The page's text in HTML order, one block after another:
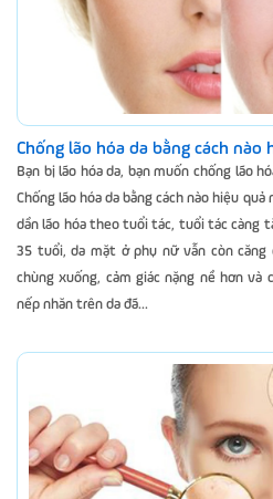
Chống lão hóa da bằng cách nào
Bạn bị lão hóa da, bạn muốn chống lão
Chống lão hóa da bằng cách nào hiệu
dần lão hóa theo tuổi tác, tuổi tác càng
35 tuổi, da mặt ở phụ nữ vẫn còn
chùng xuống, cảm giác nặng nề hơn và
nếp nhăn trên da đã...